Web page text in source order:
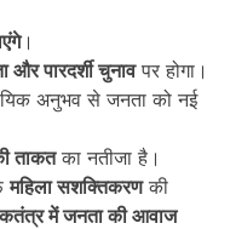
।
और पारदर्शी चुनावपर होगा।
अनुभव से जनता को नई
ताकतका नतीजा है।
महिला सशक्तिकरणकी
में जनता की आवाज